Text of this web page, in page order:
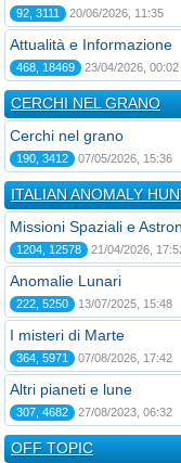
92, 3111 20/06/2026, 11:35
Attualità e Informazione
468, 18469 23/04/2026, 00:02
CERCHI NEL GRANO
Cerchi nel grano
190, 3412 07/05/2026, 15:36
ITALIAN ANOMALY
Missioni Spaziali e
1204, 12578 21/04/2026,
Anomalie Lunari
222, 5250 13/07/2025, 15:48
I misteri di Marte
364, 5971 07/08/2026, 17:42
Altri pianeti e lune
307, 4682 27/08/2023, 06:32
OFF TOPIC